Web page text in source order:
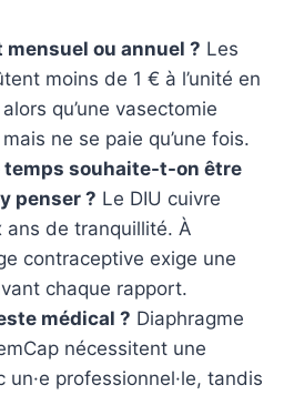
mensuel ou annuel ? Les
moins de 1 € à l’unité en
qu’une vasectomie
ne se paie qu’une fois.
temps souhaite-t-on être
penser ? Le DIU cuivre
ans de tranquillité. À
contraceptive exige une
chaque rapport.
médical ? Diaphragme
nécessitent une
professionnel·le, tandis